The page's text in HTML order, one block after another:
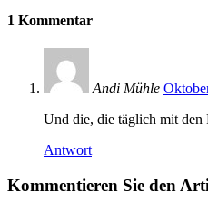
1 Kommentar
Andi Mühle
Und die, die täglich mit den
Antwort
Kommentieren Sie den